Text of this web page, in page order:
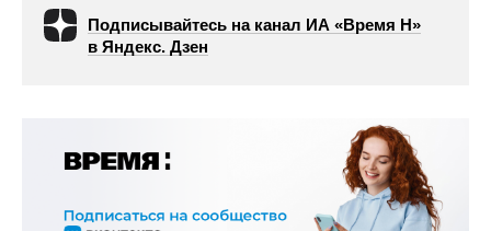
Подписывайтесь на канал ИА «Время Н»
в Яндекс. Дзен